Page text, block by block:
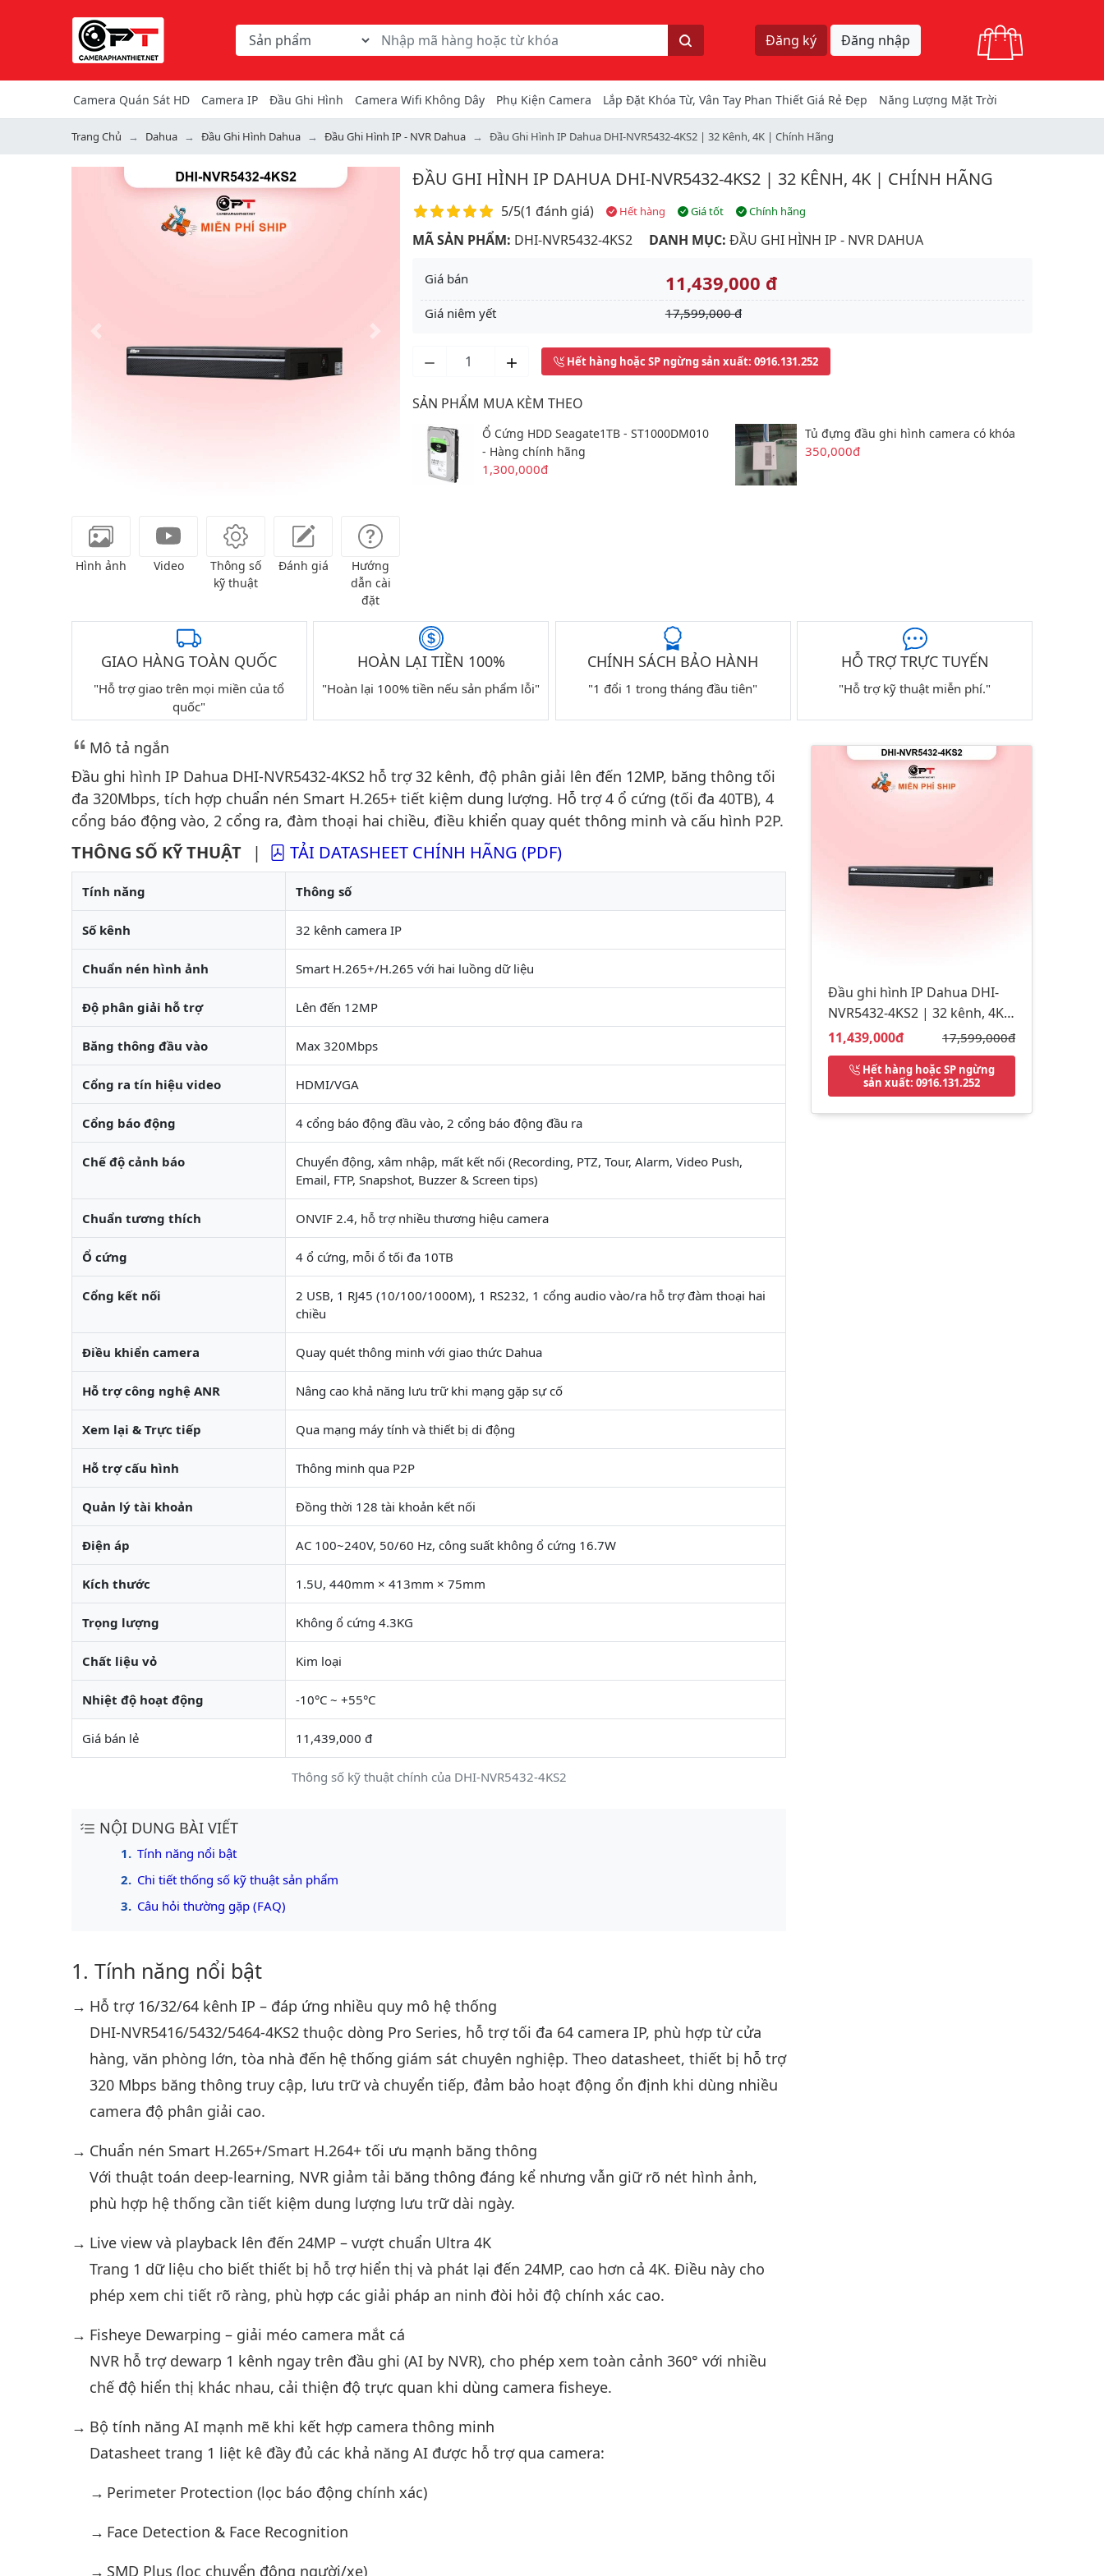
Chọn danh mục tìm kiếm
Từ khóa hoặc mã hàng
Tìm kiếm
Đăng ký Đăng nhập
Camera Quán Sát HD Camera IP Đầu Ghi Hình Camera Wifi Không Dây Phụ Kiện Camera Lắp Đặt Khóa Từ, Vân Tay Phan Thiết Giá Rẻ Đẹp Năng Lượng Mặt Trời
Trang Chủ Dahua Đầu Ghi Hình Dahua Đầu Ghi Hình IP - NVR Dahua Đầu Ghi Hình IP Dahua DHI-NVR5432-4KS2 | 32 Kênh, 4K | Chính Hãng
Hình ảnh Video
Thông số
kỹ thuật
Đánh giá
Hướng
dẫn cài
đặt
ĐẦU GHI HÌNH IP DAHUA DHI-NVR5432-4KS2 | 32 KÊNH, 4K | CHÍNH HÃNG
Điểm đánh giá
5/5(1 đánh giá) Hết hàng Giá tốt Chính hãng
MÃ SẢN PHẨM: DHI-NVR5432-4KS2 DANH MỤC: ĐẦU GHI HÌNH IP - NVR DAHUA
Giá bán 11,439,000 đ
Giá niêm yết 17,599,000 đ
Hết hàng hoặc SP ngừng sản xuất: 0916.131.252
SẢN PHẨM MUA KÈM THEO
Ổ Cứng HDD Seagate1TB - ST1000DM010
- Hàng chính hãng
1,300,000đ
Tủ đựng đầu ghi hình camera có khóa
350,000đ
GIAO HÀNG TOÀN QUỐC
"Hỗ trợ giao trên mọi miền của tổ
quốc"
HOÀN LẠI TIỀN 100%
"Hoàn lại 100% tiền nếu sản phẩm lỗi"
CHÍNH SÁCH BẢO HÀNH
"1 đổi 1 trong tháng đầu tiên"
HỖ TRỢ TRỰC TUYẾN
"Hỗ trợ kỹ thuật miễn phí."
Mô tả ngắn
Đầu ghi hình IP Dahua DHI-NVR5432-4KS2 hỗ trợ 32 kênh, độ phân giải lên đến 12MP, băng thông tối
đa 320Mbps, tích hợp chuẩn nén Smart H.265+ tiết kiệm dung lượng. Hỗ trợ 4 ổ cứng (tối đa 40TB), 4
cổng báo động vào, 2 cổng ra, đàm thoại hai chiều, điều khiển quay quét thông minh và cấu hình P2P.
THÔNG SỐ KỸ THUẬT | TẢI DATASHEET CHÍNH HÃNG (PDF)
Thông số kỹ thuật chính của DHI-NVR5432-4KS2
Tính năng Thông số
Số kênh 32 kênh camera IP
Chuẩn nén hình ảnh Smart H.265+/H.265 với hai luồng dữ liệu
Độ phân giải hỗ trợ Lên đến 12MP
Băng thông đầu vào Max 320Mbps
Cổng ra tín hiệu video HDMI/VGA
Cổng báo động 4 cổng báo động đầu vào, 2 cổng báo động đầu ra
Chế độ cảnh báo
Chuyển động, xâm nhập, mất kết nối (Recording, PTZ, Tour, Alarm, Video Push,
Email, FTP, Snapshot, Buzzer & Screen tips)
Chuẩn tương thích ONVIF 2.4, hỗ trợ nhiều thương hiệu camera
Ổ cứng 4 ổ cứng, mỗi ổ tối đa 10TB
Cổng kết nối
2 USB, 1 RJ45 (10/100/1000M), 1 RS232, 1 cổng audio vào/ra hỗ trợ đàm thoại hai
chiều
Điều khiển camera Quay quét thông minh với giao thức Dahua
Hỗ trợ công nghệ ANR Nâng cao khả năng lưu trữ khi mạng gặp sự cố
Xem lại & Trực tiếp Qua mạng máy tính và thiết bị di động
Hỗ trợ cấu hình Thông minh qua P2P
Quản lý tài khoản Đồng thời 128 tài khoản kết nối
Điện áp AC 100~240V, 50/60 Hz, công suất không ổ cứng 16.7W
Kích thước 1.5U, 440mm × 413mm × 75mm
Trọng lượng Không ổ cứng 4.3KG
Chất liệu vỏ Kim loại
Nhiệt độ hoạt động -10°C ~ +55°C
Giá bán lẻ 11,439,000 đ
NỘI DUNG BÀI VIẾT
Tính năng nổi bật
Chi tiết thống số kỹ thuật sản phẩm
Câu hỏi thường gặp (FAQ)
Tính năng nổi bật
Hỗ trợ 16/32/64 kênh IP – đáp ứng nhiều quy mô hệ thống
DHI-NVR5416/5432/5464-4KS2 thuộc dòng Pro Series, hỗ trợ tối đa 64 camera IP, phù hợp từ cửa
hàng, văn phòng lớn, tòa nhà đến hệ thống giám sát chuyên nghiệp. Theo datasheet, thiết bị hỗ trợ
320 Mbps băng thông truy cập, lưu trữ và chuyển tiếp, đảm bảo hoạt động ổn định khi dùng nhiều
camera độ phân giải cao.
Chuẩn nén Smart H.265+/Smart H.264+ tối ưu mạnh băng thông
Với thuật toán deep-learning, NVR giảm tải băng thông đáng kể nhưng vẫn giữ rõ nét hình ảnh,
phù hợp hệ thống cần tiết kiệm dung lượng lưu trữ dài ngày.
Live view và playback lên đến 24MP – vượt chuẩn Ultra 4K
Trang 1 dữ liệu cho biết thiết bị hỗ trợ hiển thị và phát lại đến 24MP, cao hơn cả 4K. Điều này cho
phép xem chi tiết rõ ràng, phù hợp các giải pháp an ninh đòi hỏi độ chính xác cao.
Fisheye Dewarping – giải méo camera mắt cá
NVR hỗ trợ dewarp 1 kênh ngay trên đầu ghi (AI by NVR), cho phép xem toàn cảnh 360° với nhiều
chế độ hiển thị khác nhau, cải thiện độ trực quan khi dùng camera fisheye.
Bộ tính năng AI mạnh mẽ khi kết hợp camera thông minh
Datasheet trang 1 liệt kê đầy đủ các khả năng AI được hỗ trợ qua camera:
Perimeter Protection (lọc báo động chính xác)
Face Detection & Face Recognition
SMD Plus (lọc chuyển động người/xe)
Đầu ghi hình IP Dahua DHI-
NVR5432-4KS2 | 32 kênh, 4K |
Chính hãng
Giá bán:
11,439,000đ Giá gốc:
17,599,000đ
Hết hàng hoặc SP ngừng
sản xuất: 0916.131.252